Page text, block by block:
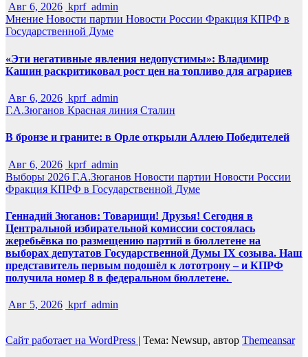
Авг 6, 2026 kprf_admin
Мнение Новости партии Новости России Фракция КПРФ в
Государственной Думе
«Эти негативные явления недопустимы»: Владимир
Кашин раскритиковал рост цен на топливо для аграриев
Авг 6, 2026 kprf_admin
Г.А.Зюганов Красная линия Сталин
В бронзе и граните: в Орле открыли Аллею Победителей
Авг 6, 2026 kprf_admin
Выборы 2026 Г.А.Зюганов Новости партии Новости России
Фракция КПРФ в Государственной Думе
Геннадий Зюганов: Товарищи! Друзья! Сегодня в
Центральной избирательной комиссии состоялась
жеребьёвка по размещению партий в бюллетене на
выборах депутатов Государственной Думы IX созыва. Наш
представитель первым подошёл к лототрону – и КПРФ
получила номер 8 в федеральном бюллетене.
Авг 5, 2026 kprf_admin
Сайт работает на WordPress | Тема: Newsup, автор Themeansar